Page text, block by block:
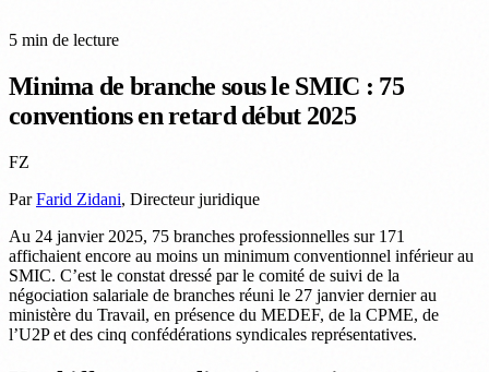
5 min de lecture
Minima de branche sous le SMIC : 75
conventions en retard début 2025
FZ
ParFarid Zidani, Directeur juridique
Au 24 janvier 2025, 75 branches professionnelles sur 171
affichaient encore au moins un minimum conventionnel inférieur au
SMIC. C’est le constat dressé par le comité de suivi de la
négociation salariale de branches réuni le 27 janvier dernier au
ministère du Travail, en présence du MEDEF, de la CPME, de
l’U2P et des cinq confédérations syndicales représentatives.